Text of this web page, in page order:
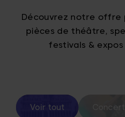
Découvrez notre offre
pièces de théâtre,
festivals & expos
Voir tout Concert